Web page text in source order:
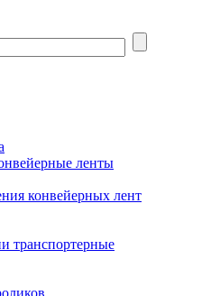
ленты
конвейерных лент
транспортерные